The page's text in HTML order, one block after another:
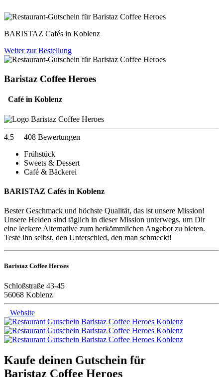
BARISTAZ Cafés in Koblenz
Weiter zur Bestellung
Baristaz Coffee Heroes
Café in Koblenz
4.5
408 Bewertungen
Frühstück
Sweets & Dessert
Café & Bäckerei
BARISTAZ Cafés in Koblenz
Bester Geschmack und höchste Qualität, das ist unsere Mission!
Unsere Helden sind täglich in dieser Mission unterwegs, um Dir
eine leckere Alternative zum herkömmlichen Angebot zu bieten.
Teste ihn selbst, den Unterschied, den man schmeckt!
Baristaz Coffee Heroes
Schloßstraße 43-45
56068 Koblenz
Website
Kaufe deinen Gutschein für
Baristaz Coffee Heroes